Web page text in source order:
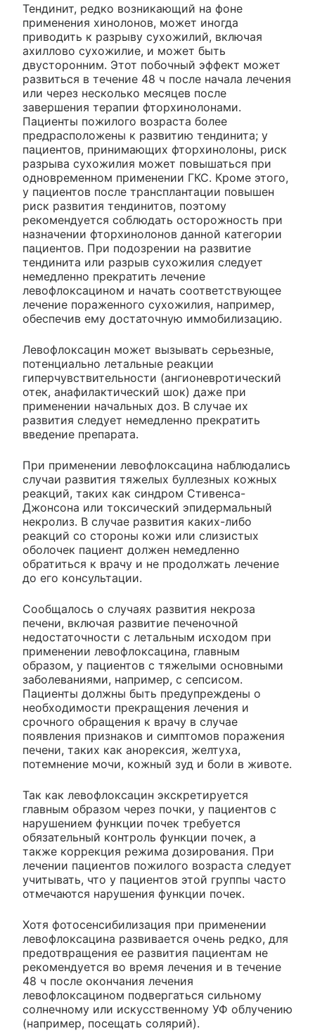
Тендинит, редко возникающий на фоне
применения хинолонов, может иногда
приводить к разрыву сухожилий, включая
ахиллово сухожилие, и может быть
двусторонним. Этот побочный эффект может
развиться в течение 48 ч после начала лечения
или через несколько месяцев после
завершения терапии фторхинолонами.
Пациенты пожилого возраста более
предрасположены к развитию тендинита; у
пациентов, принимающих фторхинолоны, риск
разрыва сухожилия может повышаться при
одновременном применении ГКС. Кроме этого,
у пациентов после трансплантации повышен
риск развития тендинитов, поэтому
рекомендуется соблюдать осторожность при
назначении фторхинолонов данной категории
пациентов. При подозрении на развитие
тендинита или разрыв сухожилия следует
немедленно прекратить лечение
левофлоксацином и начать соответствующее
лечение пораженного сухожилия, например,
обеспечив ему достаточную иммобилизацию.
Левофлоксацин может вызывать серьезные,
потенциально летальные реакции
гиперчувствительности (ангионевротический
отек, анафилактический шок) даже при
применении начальных доз. В случае их
развития следует немедленно прекратить
введение препарата.
При применении левофлоксацина наблюдались
случаи развития тяжелых буллезных кожных
реакций, таких как синдром Стивенса-
Джонсона или токсический эпидермальный
некролиз. В случае развития каких-либо
реакций со стороны кожи или слизистых
оболочек пациент должен немедленно
обратиться к врачу и не продолжать лечение
до его консультации.
Сообщалось о случаях развития некроза
печени, включая развитие печеночной
недостаточности с летальным исходом при
применении левофлоксацина, главным
образом, у пациентов с тяжелыми основными
заболеваниями, например, с сепсисом.
Пациенты должны быть предупреждены о
необходимости прекращения лечения и
срочного обращения к врачу в случае
появления признаков и симптомов поражения
печени, таких как анорексия, желтуха,
потемнение мочи, кожный зуд и боли в животе.
Так как левофлоксацин экскретируется
главным образом через почки, у пациентов с
нарушением функции почек требуется
обязательный контроль функции почек, а
также коррекция режима дозирования. При
лечении пациентов пожилого возраста следует
учитывать, что у пациентов этой группы часто
отмечаются нарушения функции почек.
Хотя фотосенсибилизация при применении
левофлоксацина развивается очень редко, для
предотвращения ее развития пациентам не
рекомендуется во время лечения и в течение
48 ч после окончания лечения
левофлоксацином подвергаться сильному
солнечному или искусственному УФ облучению
(например, посещать солярий).